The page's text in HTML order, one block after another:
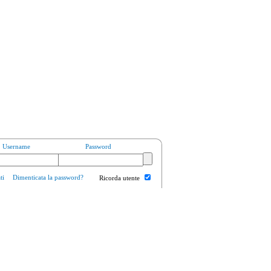
Username Password
Dimenticata la password? Ricorda utente